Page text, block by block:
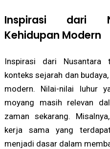
Inspirasi dari
Kehidupan Modern
Inspirasi dari Nusantara
konteks sejarah dan
modern. Nilai-nilai luhur
moyang masih relevan
zaman sekarang.
kerja sama yang
menjadi dasar dalam